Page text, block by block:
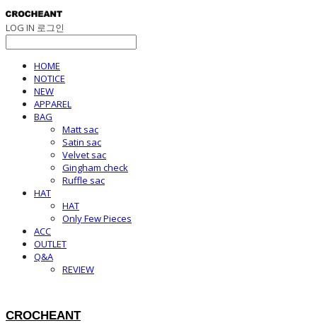
LOG IN 로그인
HOME
NOTICE
NEW
APPAREL
BAG
Matt sac
Satin sac
Velvet sac
Gingham check
Ruffle sac
HAT
HAT
Only Few Pieces
ACC
OUTLET
Q&A
REVIEW
CROCHEANT